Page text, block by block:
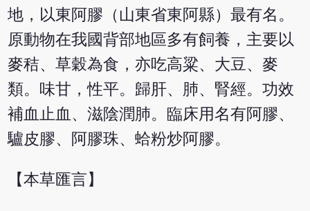
地，以東阿膠（山東省東阿縣）最有名。
原動物在我國背部地區多有飼養，主要以
麥秸、草穀為食，亦吃高粱、大豆、麥
類。味甘，性平。歸肝、肺、腎經。功效
補血止血、滋陰潤肺。臨床用名有阿膠、
驢皮膠、阿膠珠、蛤粉炒阿膠。
【本草匯言】